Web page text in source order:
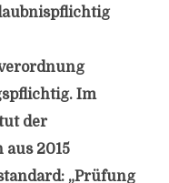
Im
der
2015
„Prüfung